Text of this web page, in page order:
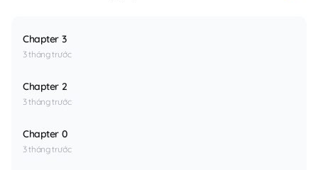
Chapter 3
3 tháng trước
Chapter 2
3 tháng trước
Chapter 0
3 tháng trước